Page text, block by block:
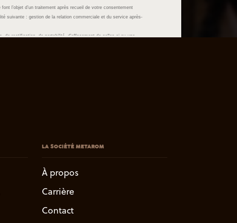
LA SOCIÉTÉ METAROM
À propos
Carrière
Contact